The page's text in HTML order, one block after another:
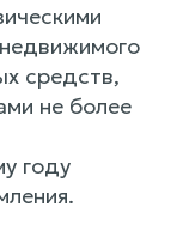
средств,
не более
году